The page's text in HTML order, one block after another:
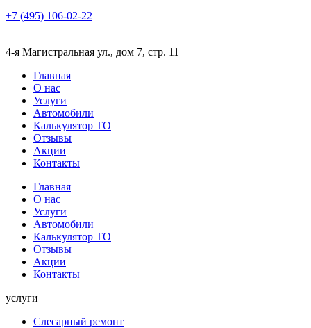
+7 (495) 106-02-22
4-я Магистральная ул., дом 7, стр. 11
Главная
О нас
Услуги
Автомобили
Калькулятор ТО
Отзывы
Акции
Контакты
Главная
О нас
Услуги
Автомобили
Калькулятор ТО
Отзывы
Акции
Контакты
услуги
Слесарный ремонт